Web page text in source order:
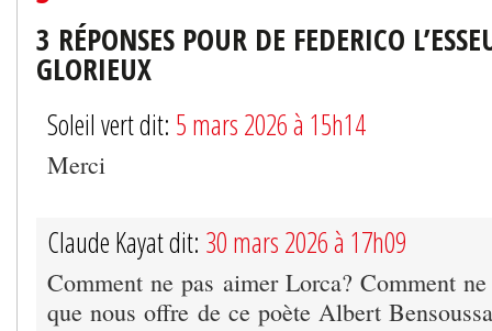
3 RÉPONSES POUR DE FEDERICO
GLORIEUX
Soleil vert dit: 5 mars 2026 à 15h14
Merci
Claude Kayat dit: 30 mars 2026 à 17h09
Comment ne pas aimer Lorca? Comment
que nous offre de ce poète Albert